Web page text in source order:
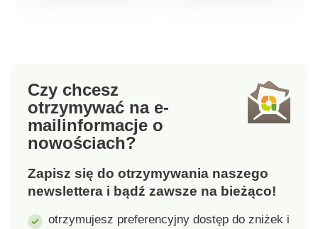
standardowych
odpływów (śred. 3 cm)
w prysznicach,
wannach i
łatwy montaż.
Czy chcesz
otrzymywać na e-
mailinformacje o
nowościach?
Zapisz się do otrzymywania naszego
newslettera i bądź zawsze na bieżąco!
otrzymujesz preferencyjny dostęp do zniżek i